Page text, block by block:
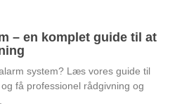
– en komplet guide til at
system? Læs vores guide til
få professionel rådgivning og